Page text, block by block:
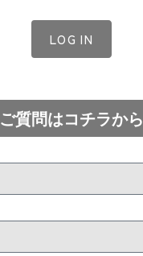
LOG IN
ご質問はコチラから